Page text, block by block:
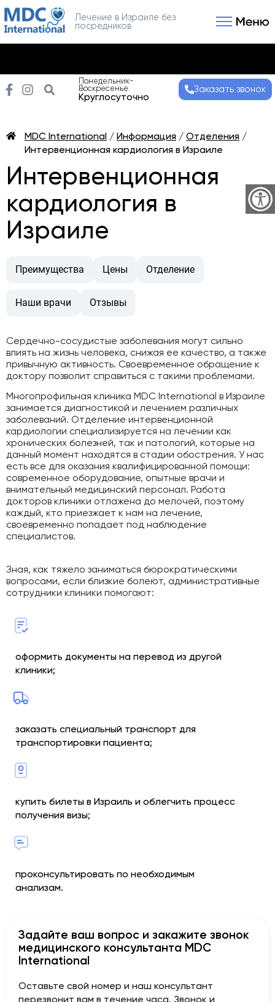
Лечение в Израиле без
посредников
Понедельник-
Воскресенье
Круглосуточно
Заказать звонок
MDC International / Информация / Отделения /
Интервенционная кардиология в Израиле
Интервенционная
кардиология в
Израиле
Преимущества Цены Отделение
Наши врачи Отзывы
Сердечно-сосудистые заболевания могут сильно
влиять на жизнь человека, снижая ее качество, а также
привычную активность. Своевременное обращение к
доктору позволит справиться с такими проблемами.
Многопрофильная клиника MDC International в Израиле
занимается диагностикой и лечением различных
заболеваний. Отделение интервенционной
кардиологии специализируется на лечении как
хронических болезней, так и патологий, которые на
данный момент находятся в стадии обострения. У нас
есть все для оказания квалифицированной помощи:
современное оборудование, опытные врачи и
внимательный медицинский персонал. Работа
докторов клиники отлажена до мелочей, поэтому
каждый, кто приезжает к нам на лечение,
своевременно попадает под наблюдение
специалистов.
Зная, как тяжело заниматься бюрократическими
вопросами, если близкие болеют, административные
сотрудники клиники помогают:
оформить документы на перевод из другой
клиники;
заказать специальный транспорт для
транспортировки пациента;
купить билеты в Израиль и облегчить процесс
получения визы;
проконсультировать по необходимым
анализам.
Задайте ваш вопрос и закажите звонок
медицинского консультанта MDC
International
Оставьте свой номер и наш консультант
перезвонит вам в течение часа. Звонок и